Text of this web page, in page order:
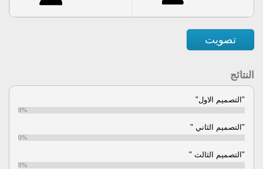
تصويت
النتائج
"التصميم الاول"
0%
"التصميم الثاني "
0%
"التصميم الثالث "
0%